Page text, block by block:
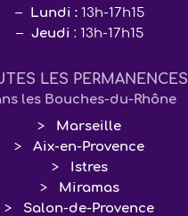
Lundi :13h-17h15
Jeudi : 13h-17h15
LES PERMANENCES
les Bouches-du-Rhône
Marseille
Aix-en-Provence
Istres
Miramas
Salon-de-Provence